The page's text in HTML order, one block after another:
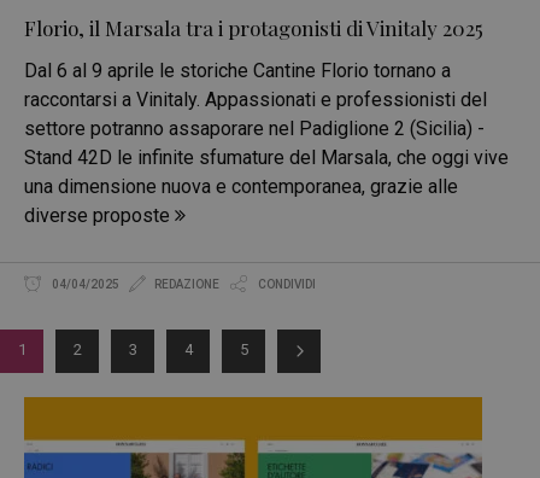
Florio, il Marsala tra i protagonisti di Vinitaly 2025
Dal 6 al 9 aprile le storiche Cantine Florio tornano a
raccontarsi a Vinitaly. Appassionati e professionisti del
settore potranno assaporare nel Padiglione 2 (Sicilia) -
Stand 42D le infinite sfumature del Marsala, che oggi vive
una dimensione nuova e contemporanea, grazie alle
diverse proposte
04/04/2025 REDAZIONE CONDIVIDI
1 2 3 4 5